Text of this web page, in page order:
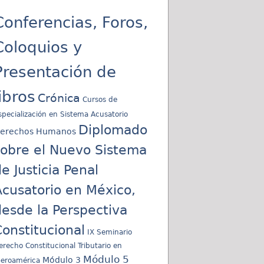
Foros,
y
de
Crónica Cursos de
en Sistema Acusatorio
Humanos Diplomado
el Nuevo Sistema
Justicia Penal
en México,
la Perspectiva
IX Seminario
Constitucional Tributario en
Módulo 3 Módulo 5